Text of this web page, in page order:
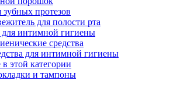
зубных протезов
для полости рта
для интимной гигиены
средства
для интимной гигиены
в этой категории
и тампоны